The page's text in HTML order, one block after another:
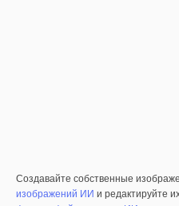
Создавайте собственные
изображений ИИ и редактируйте